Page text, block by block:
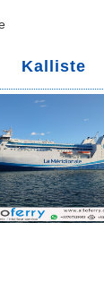
Kalliste